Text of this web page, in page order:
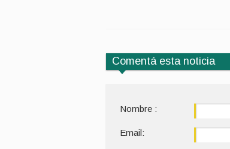
Comentá esta noticia
Nombre :
Email: